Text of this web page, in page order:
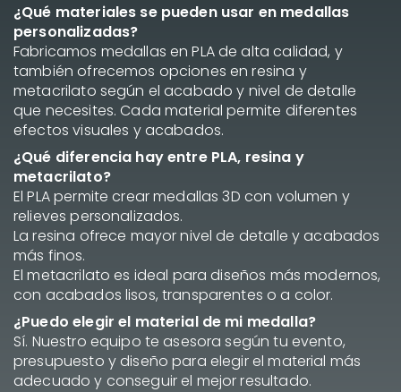
¿Qué materiales se pueden usar en medallas
personalizadas?
Fabricamos medallas en PLA de alta calidad, y
también ofrecemos opciones en resina y
metacrilato según el acabado y nivel de detalle
que necesites. Cada material permite diferentes
efectos visuales y acabados.
¿Qué diferencia hay entre PLA, resina y
metacrilato?
El PLA permite crear medallas 3D con volumen y
relieves personalizados.
La resina ofrece mayor nivel de detalle y acabados
más finos.
El metacrilato es ideal para diseños más modernos,
con acabados lisos, transparentes o a color.
¿Puedo elegir el material de mi medalla?
Sí. Nuestro equipo te asesora según tu evento,
presupuesto y diseño para elegir el material más
adecuado y conseguir el mejor resultado.